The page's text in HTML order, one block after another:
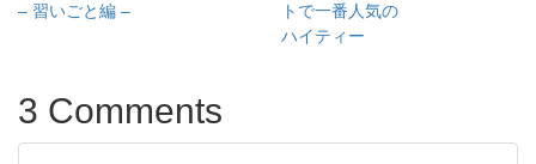
– 習いごと編 –
トで一番人気の
ハイティー
3 Comments